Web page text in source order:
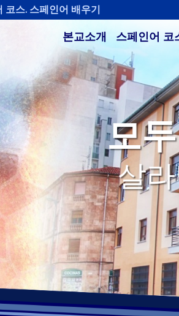
코스. 스페인어 배우기
본교소개 스페인어 코
모
살